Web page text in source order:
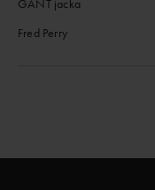
GANT jacka
Fred Perry